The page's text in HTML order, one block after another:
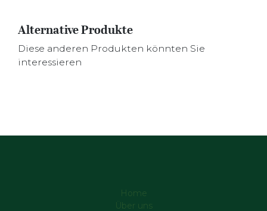
Alternative Produkte
Diese anderen Produkten könnten Sie
interessieren
Home
Über uns